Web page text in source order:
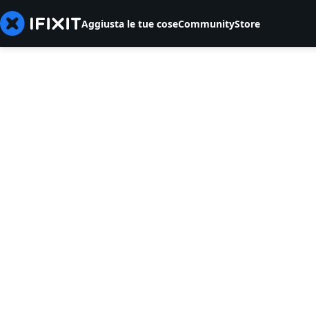
Aggiusta le tue coseCommunityStore